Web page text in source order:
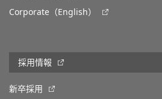
Corporate（English）
採用情報
新卒採用